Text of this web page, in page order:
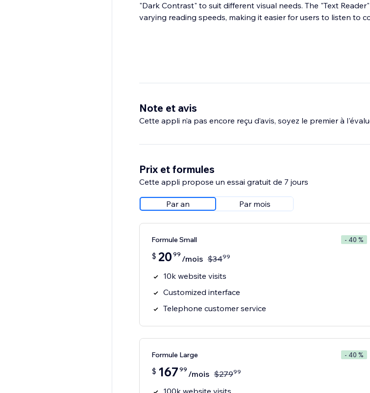
"Dark Contrast" to suit different visual needs. The "Text
varying reading speeds, making it easier for users to listen to
Note et avis
Cette appli n’a pas encore reçu d’avis, soyez le premier à
Prix et formules
Cette appli propose un essai gratuit de 7 jours
Par an Par mois
Formule Small - 40 %
$ 20 99 /mois $3499
10k website visits
Customized interface
Telephone customer service
Formule Large - 40 %
$ 167 99 /mois $27999